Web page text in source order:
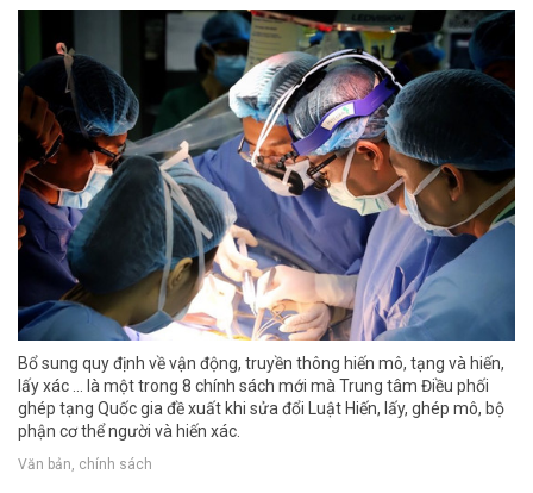
Bổ sung quy định về vận động, truyền thông hiến mô, tạng và hiến,
lấy xác ... là một trong 8 chính sách mới mà Trung tâm Điều phối
ghép tạng Quốc gia đề xuất khi sửa đổi Luật Hiến, lấy, ghép mô, bộ
phận cơ thể người và hiến xác.
Văn bản, chính sách